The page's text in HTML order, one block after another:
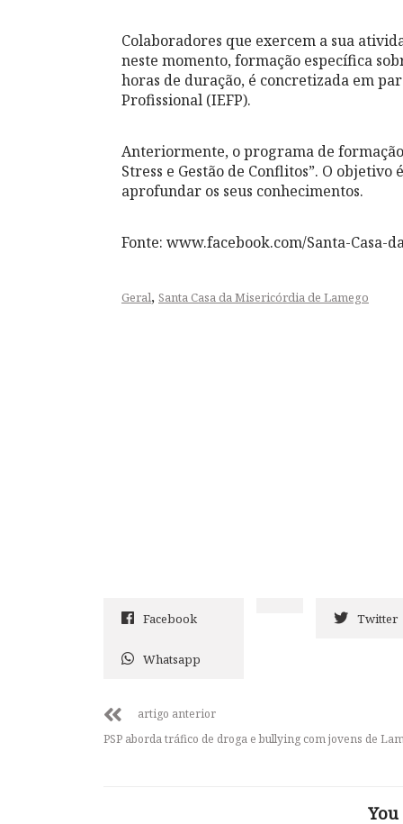
Colaboradores que exercem a sua
neste momento, formação específica
horas de duração, é concretizada em
Profissional (IEFP).
Anteriormente, o programa de
Stress e Gestão de Conflitos”. O
aprofundar os seus conhecimentos.
Fonte: www.facebook.com/Santa-Casa-
Geral, Santa Casa da Misericórdia de Lamego
Facebook Twitter
Whatsapp
artigo anterior
PSP aborda tráfico de droga e bullying com jovens de